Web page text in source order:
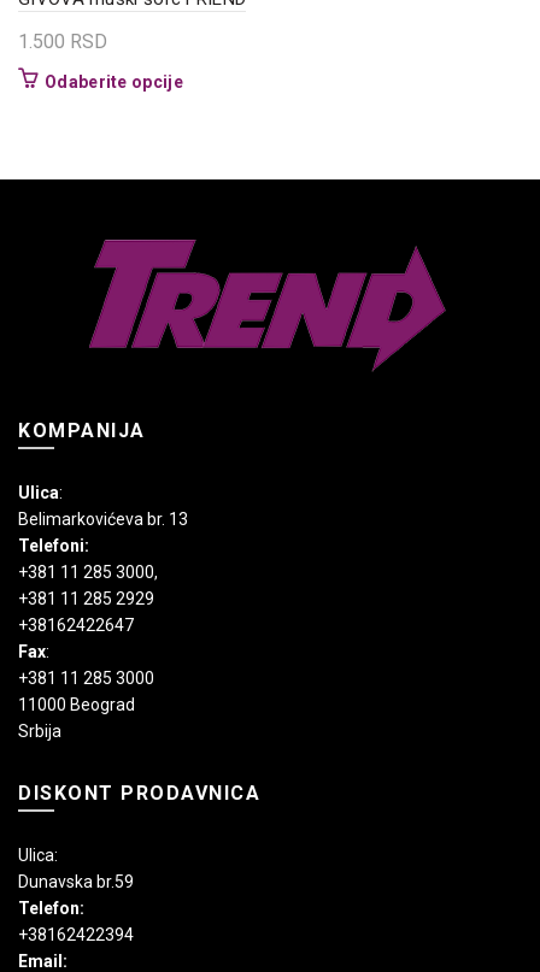
1.500 RSD
Odaberite opcijeOvaj
varijanti.
mogu
biti
izabrane
na
stranici
KOMPANIJA
Ulica:
Belimarkovićeva br. 13
Telefoni:
+381 11 285 3000,
+381 11 285 2929
+38162422647
Fax:
+381 11 285 3000
11000 Beograd
Srbija
DISKONT PRODAVNICA
Ulica:
Dunavska br.59
Telefon:
+38162422394
Email: